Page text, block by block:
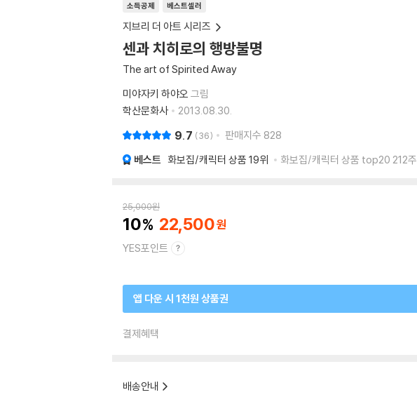
소득공제 베스트셀러
지브리 더 아트 시리즈
센과 치히로의 행방불명
The art of Spirited Away
미야자키 하야오 그림
학산문화사
2013.08.30.
9.7 36 판매지수 828
베스트 화보집/캐릭터 상품 19위 화보집/캐릭터 상품 top20 212주
25,000원
10 22,500
YES포인트
앱 다운 시 1천원 상품권
결제혜택
배송안내